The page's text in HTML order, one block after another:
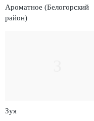
Ароматное (Белогорский
район)
Зуя